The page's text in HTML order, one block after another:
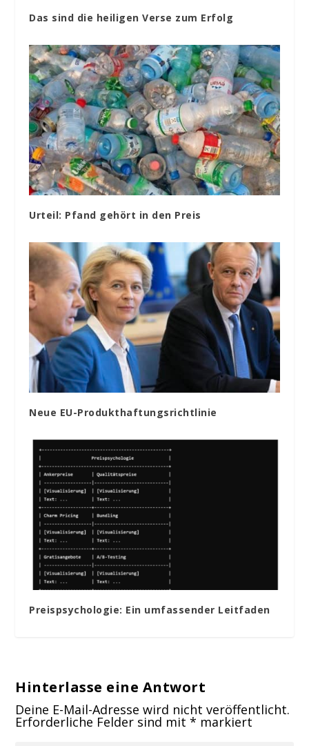
Das sind die heiligen Verse zum Erfolg
Urteil: Pfand gehört in den Preis
Neue EU-Produkthaftungsrichtlinie
Preispsychologie: Ein umfassender Leitfaden
Hinterlasse eine Antwort
Deine E-Mail-Adresse wird nicht veröffentlicht.
Erforderliche Felder sind mit* markiert